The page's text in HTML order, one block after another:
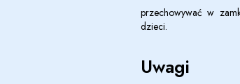
przechowywać w
dzieci.
Uwagi